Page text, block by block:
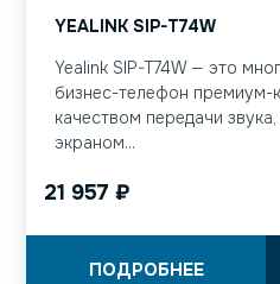
YEALINK SIP-T74W
Yealink SIP-T74W — это
бизнес-телефон премиум-
качеством передачи
экраном...
21 957 ₽
ПОДРОБНЕЕ